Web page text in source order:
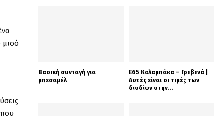
μισό
που
Βασική συνταγή για
μπεσαμέλ
Ε65 Καλαμπάκα – Γρεβενά |
Αυτές είναι οι τιμές των
διοδίων στην...